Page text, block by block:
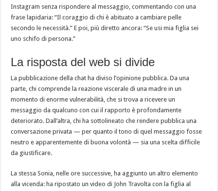
Instagram senza rispondere al messaggio, commentando con una
frase lapidaria: “Il coraggio di chi è abituato a cambiare pelle
secondo le necessità.” E poi, più diretto ancora: “Se usi mia figlia sei
uno schifo di persona.”
La risposta del web si divide
La pubblicazione della chat ha diviso l’opinione pubblica. Da una
parte, chi comprende la reazione viscerale di una madre in un
momento di enorme vulnerabilità, che si trova a ricevere un
messaggio da qualcuno con cui il rapporto è profondamente
deteriorato. Dall’altra, chi ha sottolineato che rendere pubblica una
conversazione privata — per quanto il tono di quel messaggio fosse
neutro e apparentemente di buona volontà — sia una scelta difficile
da giustificare.
La stessa Sonia, nelle ore successive, ha aggiunto un altro elemento
alla vicenda: ha ripostato un video di John Travolta con la figlia al